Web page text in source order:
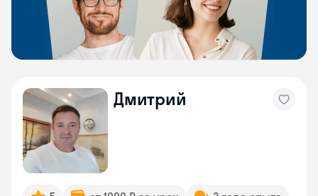
Дмитрий